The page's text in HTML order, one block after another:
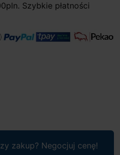
Szybkie płatności
zakup? Negocjuj cenę!